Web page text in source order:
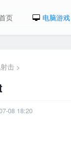
页 电脑游戏
击 >
08 18:20